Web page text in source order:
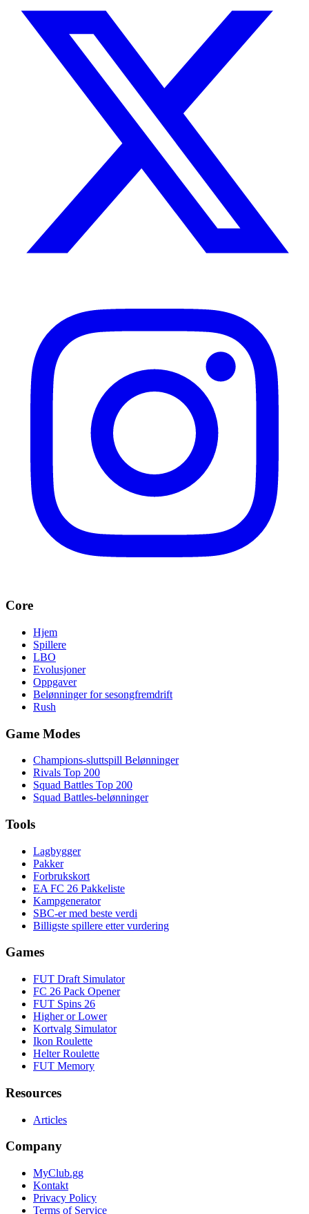
Core
Hjem
Spillere
LBO
Evolusjoner
Oppgaver
Belønninger for sesongfremdrift
Rush
Game Modes
Champions-sluttspill Belønninger
Rivals Top 200
Squad Battles Top 200
Squad Battles-belønninger
Tools
Lagbygger
Pakker
Forbrukskort
EA FC 26 Pakkeliste
Kampgenerator
SBC-er med beste verdi
Billigste spillere etter vurdering
Games
FUT Draft Simulator
FC 26 Pack Opener
FUT Spins 26
Higher or Lower
Kortvalg Simulator
Ikon Roulette
Helter Roulette
FUT Memory
Resources
Articles
Company
MyClub.gg
Kontakt
Privacy Policy
Terms of Service